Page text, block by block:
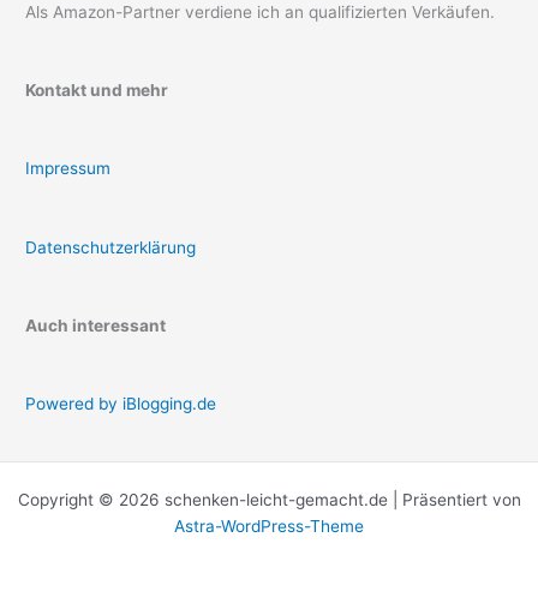
Als Amazon-Partner verdiene ich an qualifizierten Verkäufen.
Kontakt und mehr
Impressum
Datenschutzerklärung
Auch interessant
Powered by iBlogging.de
Copyright © 2026 schenken-leicht-gemacht.de | Präsentiert von
Astra-WordPress-Theme